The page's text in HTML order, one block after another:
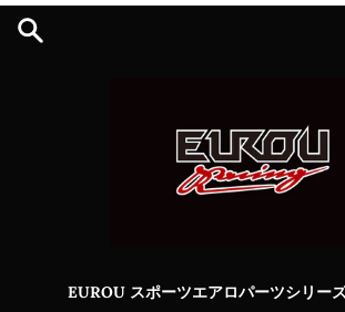
コ
EUROU スポーツエアロパーツシリー